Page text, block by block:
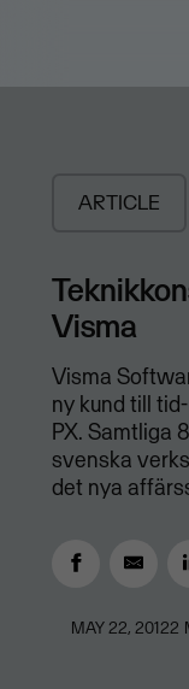
ARTICLE
Visma
Visma
ny kund till
PX. Samtliga
svenska
det nya
MAY 22, 20122